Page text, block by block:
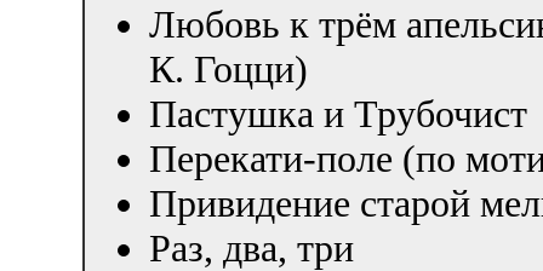
Любовь к трём
К. Гоцци)
Пастушка и Трубочист
Перекати-поле (по
Привидение старой
Раз, два, три